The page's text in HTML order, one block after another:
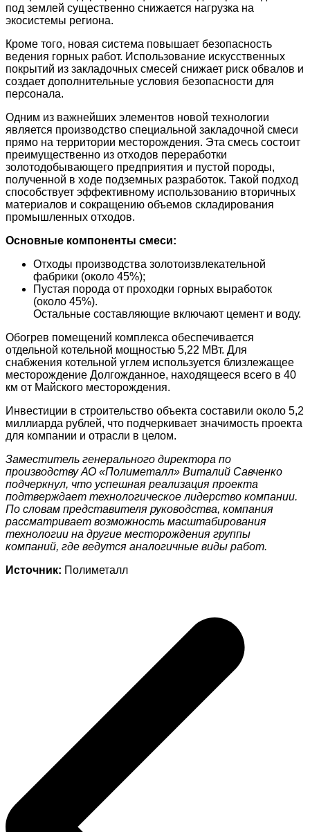
под землей существенно снижается нагрузка на
экосистемы региона.
Кроме того, новая система повышает безопасность
ведения горных работ. Использование искусственных
покрытий из закладочных смесей снижает риск обвалов и
создает дополнительные условия безопасности для
персонала.
Одним из важнейших элементов новой технологии
является производство специальной закладочной смеси
прямо на территории месторождения. Эта смесь состоит
преимущественно из отходов переработки
золотодобывающего предприятия и пустой породы,
полученной в ходе подземных разработок. Такой подход
способствует эффективному использованию вторичных
материалов и сокращению объемов складирования
промышленных отходов.
Основные компоненты смеси:
Отходы производства золотоизвлекательной
фабрики (около 45%);
Пустая порода от проходки горных выработок
(около 45%).
Остальные составляющие включают цемент и воду.
Обогрев помещений комплекса обеспечивается
отдельной котельной мощностью 5,22 МВт. Для
снабжения котельной углем используется близлежащее
месторождение Долгожданное, находящееся всего в 40
км от Майского месторождения.
Инвестиции в строительство объекта составили около 5,2
миллиарда рублей, что подчеркивает значимость проекта
для компании и отрасли в целом.
Заместитель генерального директора по
производству АО «Полиметалл» Виталий Савченко
подчеркнул, что успешная реализация проекта
подтверждает технологическое лидерство компании.
По словам представителя руководства, компания
рассматривает возможность масштабирования
технологии на другие месторождения группы
компаний, где ведутся аналогичные виды работ.
Источник: Полиметалл